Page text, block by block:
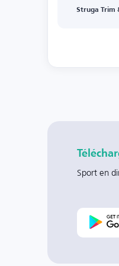
Struga Trim
Sport en